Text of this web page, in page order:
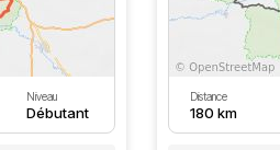
Niveau
Débutant
Distance
180 km